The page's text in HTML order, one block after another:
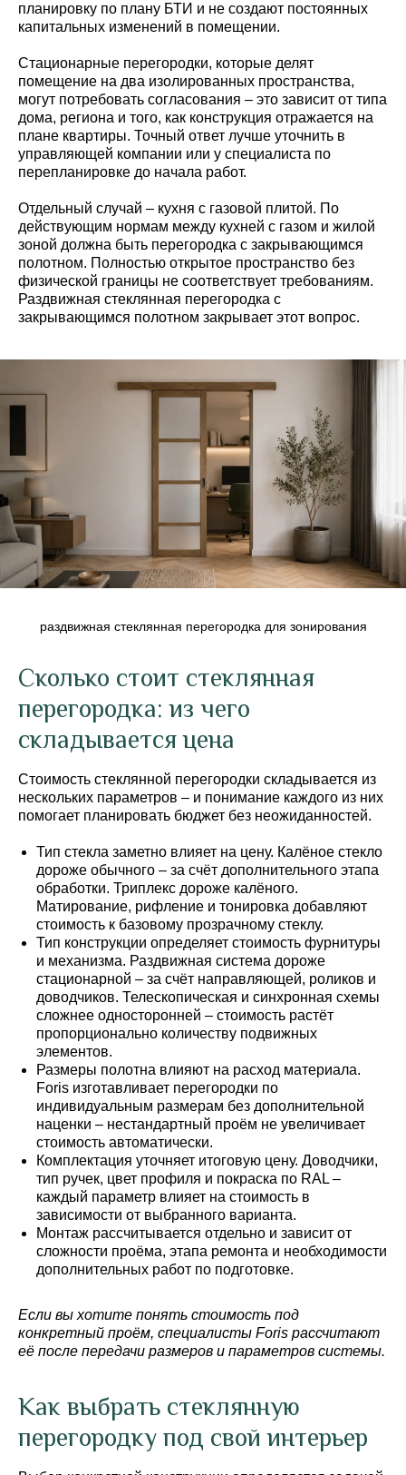
планировку по плану БТИ и не создают постоянных
капитальных изменений в помещении.
Стационарные перегородки, которые делят
помещение на два изолированных пространства,
могут потребовать согласования – это зависит от типа
дома, региона и того, как конструкция отражается на
плане квартиры. Точный ответ лучше уточнить в
управляющей компании или у специалиста по
перепланировке до начала работ.
Отдельный случай – кухня с газовой плитой. По
действующим нормам между кухней с газом и жилой
зоной должна быть перегородка с закрывающимся
полотном. Полностью открытое пространство без
физической границы не соответствует требованиям.
Раздвижная стеклянная перегородка с
закрывающимся полотном закрывает этот вопрос.
раздвижная стеклянная перегородка для зонирования
Сколько стоит стеклянная
перегородка: из чего
складывается цена
Стоимость стеклянной перегородки складывается из
нескольких параметров – и понимание каждого из них
помогает планировать бюджет без неожиданностей.
Тип стекла заметно влияет на цену. Калёное стекло
дороже обычного – за счёт дополнительного этапа
обработки. Триплекс дороже калёного.
Матирование, рифление и тонировка добавляют
стоимость к базовому прозрачному стеклу.
Тип конструкции определяет стоимость фурнитуры
и механизма. Раздвижная система дороже
стационарной – за счёт направляющей, роликов и
доводчиков. Телескопическая и синхронная схемы
сложнее односторонней – стоимость растёт
пропорционально количеству подвижных
элементов.
Размеры полотна влияют на расход материала.
Foris изготавливает перегородки по
индивидуальным размерам без дополнительной
наценки – нестандартный проём не увеличивает
стоимость автоматически.
Комплектация уточняет итоговую цену. Доводчики,
тип ручек, цвет профиля и покраска по RAL –
каждый параметр влияет на стоимость в
зависимости от выбранного варианта.
Монтаж рассчитывается отдельно и зависит от
сложности проёма, этапа ремонта и необходимости
дополнительных работ по подготовке.
Если вы хотите понять стоимость под
конкретный проём, специалисты Foris рассчитают
её после передачи размеров и параметров системы.
Как выбрать стеклянную
перегородку под свой интерьер